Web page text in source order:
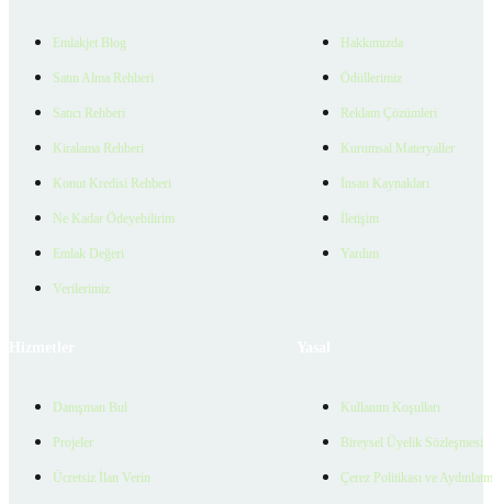
Emlakjet Blog
Satın Alma Rehberi
Satıcı Rehberi
Kiralama Rehberi
Konut Kredisi Rehberi
Ne Kadar Ödeyebilirim
Emlak Değeri
Verilerimiz
Hakkımızda
Ödüllerimiz
Reklam Çözümleri
Kurumsal Materyaller
İnsan Kaynakları
İletişim
Yardım
Danışman Bul
Projeler
Ücretsiz İlan Verin
Kullanım Koşulları
Bireysel Üyelik Sözleşmesi
Çerez Politikası ve